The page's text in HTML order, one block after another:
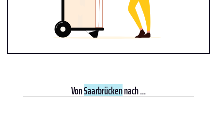
VonSaarbrückennach ...